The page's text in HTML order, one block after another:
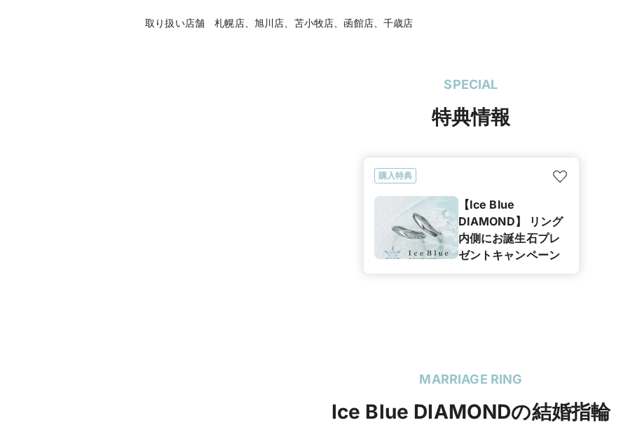
取り扱い店舗 札幌店、旭川店、苫小牧店、函館店、千歳店
SPECIAL
特典情報
購入特典
【Ice Blue
DIAMOND】 リング
内側にお誕生石プレ
ゼントキャンペーン
MARRIAGE RING
Ice Blue DIAMONDの結婚指輪